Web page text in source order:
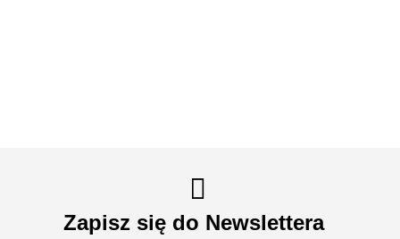
Zapisz się do Newslettera